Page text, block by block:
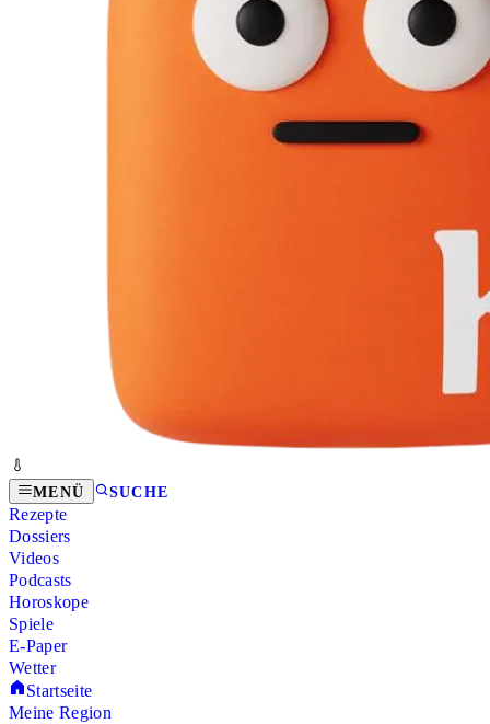
MENÜ SUCHE
Rezepte
Dossiers
Videos
Podcasts
Horoskope
Spiele
E-Paper
Wetter
Startseite
Meine Region